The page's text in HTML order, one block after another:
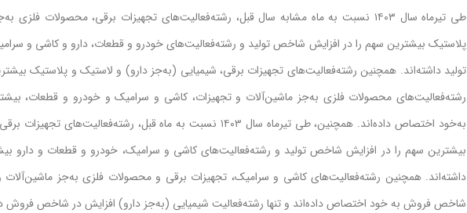
طی‌‌‌ تیرماه سال ١٤٠٣ نسبت‌‌‌ به‌‌‌ ماه مشابه‌‌‌ سال قبل،‌‌‌ رشته‌‌‌فعالیت‌‌‌های‌‌‌ تجهیزات برقی، محصولات
پلاستیک‌‌‌ بیشترین‌‌‌ سهم‌‌‌ را در افزایش‌‌‌ شاخص‌‌‌ تولید و رشته‌‌‌فعالیت‌‌‌های‌‌‌ خودرو و قطعات، دارو و کاشی‌‌‌ و
تولید داشته‌‌‌اند. همچنین‌‌‌ رشته‌‌‌فعالیت‌‌‌های‌‌‌ تجهیزات برقی‌‌‌، شیمیایی‌‌‌ (به‌‌‌جز دارو) و لاستیک‌‌‌ و پلاستیک‌‌‌
رشته‌‌‌فعالیت‌‌‌های‌‌‌ محصولات فلزی‌‌‌ به‌‌‌جز ماشین‌‌‌آلات و تجهیزات، کاشی‌‌‌ و سرامیک‌‌‌ و خودرو و قطعات،
به‌‌‌خود اختصاص داده‌اند. همچنین‌‌‌، طی‌‌‌ تیرماه سال ١٤٠٣ نسبت‌‌‌ به‌‌‌ ماه قبل‌‌‌،
بیشترین‌‌‌ سهم‌‌‌ را در افزایش‌‌‌ شاخص‌‌‌ تولید و رشته‌‌‌فعالیت‌‌‌های‌‌‌ کاشی‌‌‌ و سرامیک، خودرو و قطعات و دارو
داشته‌‌‌اند. همچنین‌‌‌ رشته‌‌‌فعالیت‌‌‌های‌‌‌ کاشی‌‌‌ و سرامیک‌‌‌، تجهیزات برقی و محصولات فلزی‌‌‌ به‌‌‌جز
شاخص‌‌‌ فروش به خود اختصاص داده‌اند و تنها رشته‌‌‌فعالیت‌‌‌ شیمیایی‌‌‌ (به‌‌‌جز دارو) افزایش‌‌‌ در شاخص‌‌‌ فروش